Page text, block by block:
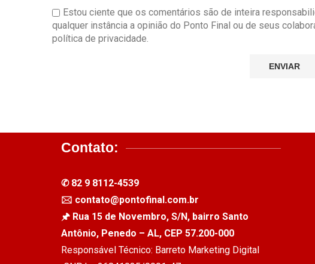
Estou ciente que os comentários são de inteira
qualquer instância a opinião do Ponto Final ou de seus
política de privacidade.
Contato:
✆ 82 9 8112-4539
🖂 contato@pontofinal.com.br
🖈 Rua 15 de Novembro, S/N, bairro Santo
Antônio, Penedo – AL, CEP 57.200-000
Responsável Técnico: Barreto Marketing Digital